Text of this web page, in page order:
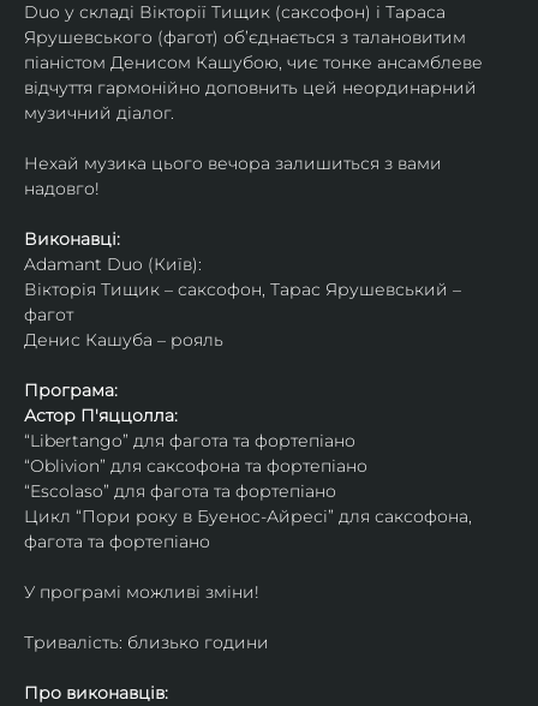
Duo у складі Вікторії Тищик (саксофон) і Тараса
Ярушевського (фагот) об’єднається з талановитим
піаністом Денисом Кашубою, чиє тонке ансамблеве
відчуття гармонійно доповнить цей неординарний
музичний діалог.
Нехай музика цього вечора залишиться з вами
надовго!
Виконавці:
Adamant Duo (Київ):
Вікторія Тищик – саксофон, Тарас Ярушевський –
фагот
Денис Кашуба – рояль
Програма:
Астор П'яццолла:
“Libertango” для фагота та фортепіано
“Oblivion” для саксофона та фортепіано
“Escolaso” для фагота та фортепіано
Цикл “Пори року в Буенос-Айресі” для саксофона,
фагота та фортепіано
У програмі можливі зміни!
Тривалість: близько години
Про виконавців: